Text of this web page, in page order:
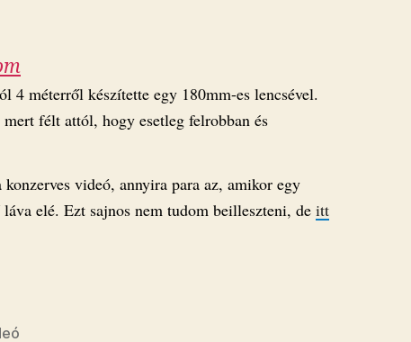
4 méterről készítette egy 180mm-es lencsével.
félt attól, hogy esetleg felrobban és
videó, annyira para az, amikor egy
elé. Ezt sajnos nem tudom beilleszteni, de itt